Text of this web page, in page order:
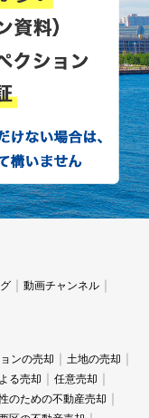
動画チャンネル
ンの売却
土地の売却
る売却
任意売却
のための不動産売却